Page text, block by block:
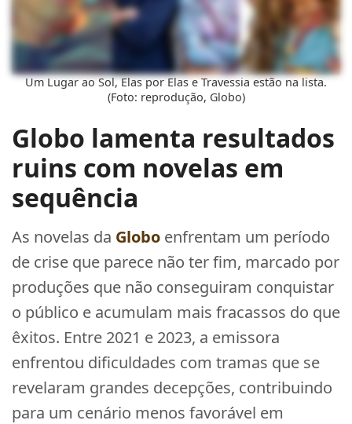
Um Lugar ao Sol, Elas por Elas e Travessia estão na lista.
(Foto: reprodução, Globo)
Globo lamenta resultados
ruins com novelas em
sequência
As novelas da Globo enfrentam um período
de crise que parece não ter fim, marcado por
produções que não conseguiram conquistar
o público e acumulam mais fracassos do que
êxitos. Entre 2021 e 2023, a emissora
enfrentou dificuldades com tramas que se
revelaram grandes decepções, contribuindo
para um cenário menos favorável em